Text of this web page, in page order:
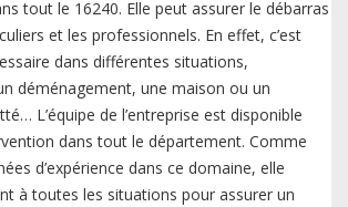
tout le 16240. Elle peut assurer le débarras
et les professionnels. En effet, c’est
dans différentes situations,
déménagement, une maison ou un
L’équipe de l’entreprise est disponible
dans tout le département. Comme
d’expérience dans ce domaine, elle
à toutes les situations pour assurer un